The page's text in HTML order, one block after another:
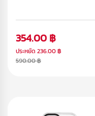
354.00 ฿
ประหยัด 236.00 ฿
590.00 ฿